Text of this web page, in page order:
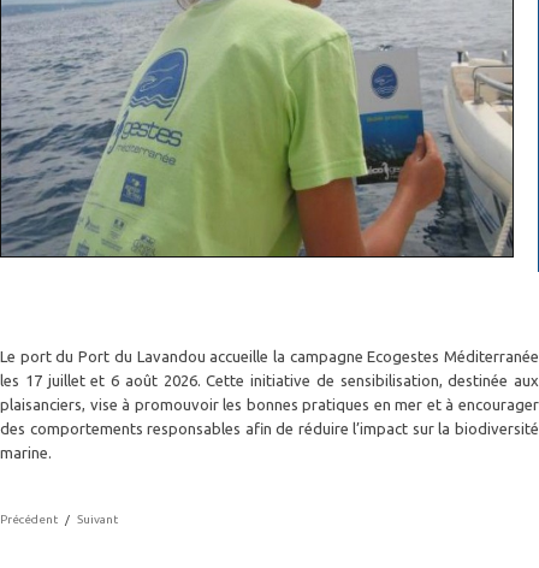
Le port duPort du Lavandou accueille la campagneEcogestes Méditerranée
les 17 juillet et 6 août 2026. Cette initiative de sensibilisation, destinée aux
plaisanciers, vise à promouvoir les bonnes pratiques en mer et à encourager
des comportements responsables afin de réduire l’impact sur la biodiversité
marine.
Précédent / Suivant